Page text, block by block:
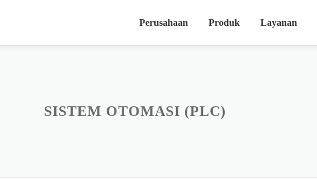
Perusahaan Produk Layanan
SISTEM OTOMASI (PLC)